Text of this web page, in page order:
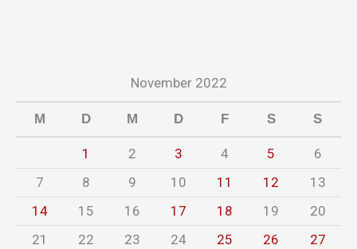
November 2022
M D M D F S S
1 2 3 4 5
6
7
8 9 10 11 12
13
14
15 16 17 18 19
20
21
22 23 24 25 26
27